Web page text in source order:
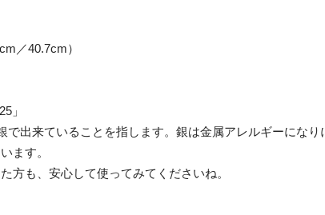
／40.7cm）
」
で出来ていることを指します。銀は金属アレルギーにな
ます。
方も、安心して使ってみてくださいね。